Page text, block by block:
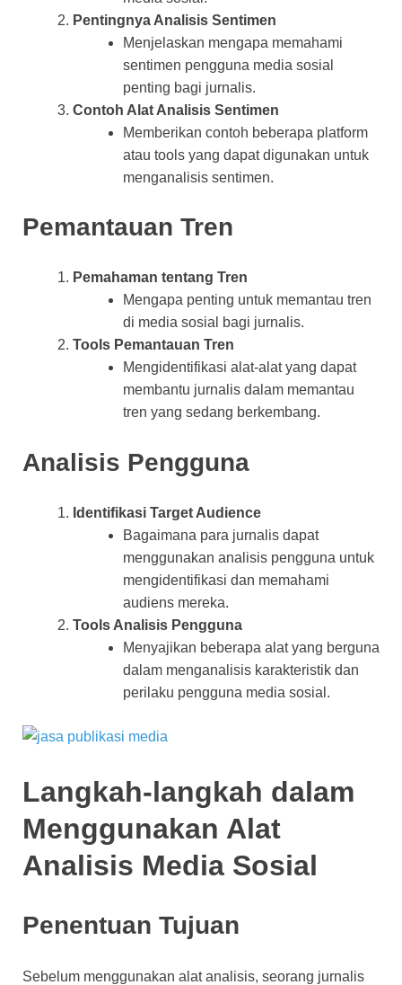
Pentingnya Analisis Sentimen
Menjelaskan mengapa memahami
sentimen pengguna media sosial
penting bagi jurnalis.
Contoh Alat Analisis Sentimen
Memberikan contoh beberapa platform
atau tools yang dapat digunakan untuk
menganalisis sentimen.
Pemantauan Tren
Pemahaman tentang Tren
Mengapa penting untuk memantau tren
di media sosial bagi jurnalis.
Tools Pemantauan Tren
Mengidentifikasi alat-alat yang dapat
membantu jurnalis dalam memantau
tren yang sedang berkembang.
Analisis Pengguna
Identifikasi Target Audience
Bagaimana para jurnalis dapat
menggunakan analisis pengguna untuk
mengidentifikasi dan memahami
audiens mereka.
Tools Analisis Pengguna
Menyajikan beberapa alat yang berguna
dalam menganalisis karakteristik dan
perilaku pengguna media sosial.
Langkah-langkah dalam
Menggunakan Alat
Analisis Media Sosial
Penentuan Tujuan
Sebelum menggunakan alat analisis, seorang jurnalis